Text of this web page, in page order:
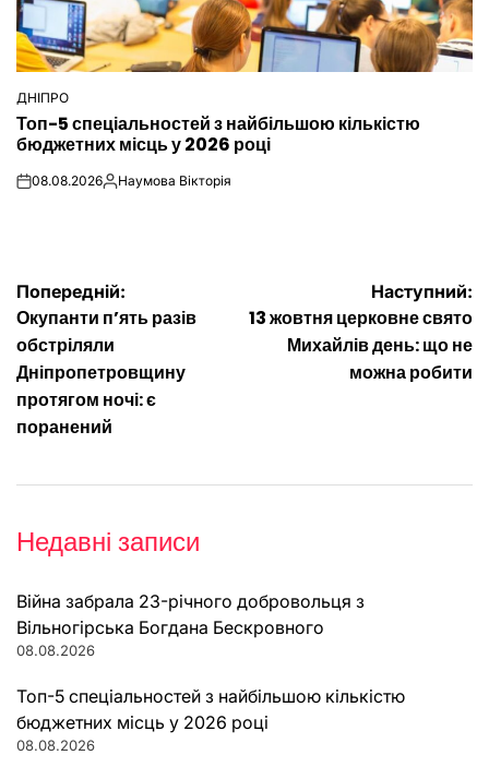
ОПУБЛІКУВАТИ
ДНІПРО
Топ-5 спеціальностей з найбільшою кількістю
бюджетних місць у 2026 році
on08.08.2026Опубліковано
Наумова Вікторія
Навігація
записів
Попередній:
Окупанти п’ять разів
обстріляли
Дніпропетровщину
протягом ночі: є
поранений
Наступний:
13 жовтня церковне свято
Михайлів день: що не
можна робити
Недавні записи
Війна забрала 23-річного добровольця з
Вільногірська Богдана Бескровного
08.08.2026
Топ-5 спеціальностей з найбільшою кількістю
бюджетних місць у 2026 році
08.08.2026